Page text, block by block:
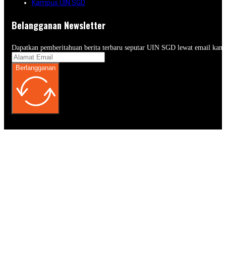
Kampus UIN SGD
Belangganan Newsletter
Dapatkan pemberitahuan berita terbaru seputar UIN SGD lewat email
Berlangganan